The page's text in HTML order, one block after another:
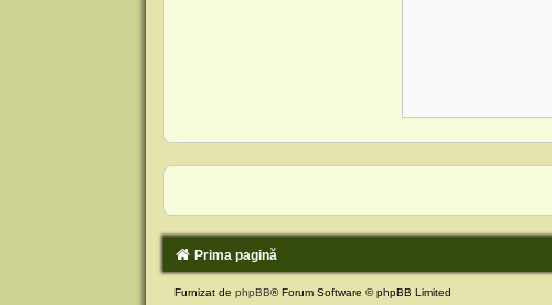
Prima pagină
Furnizat de phpBB® Forum Software © phpBB Limited